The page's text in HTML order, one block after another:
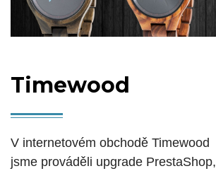
Timewood
V internetovém obchodě Timewood
jsme prováděli upgrade PrestaShop,